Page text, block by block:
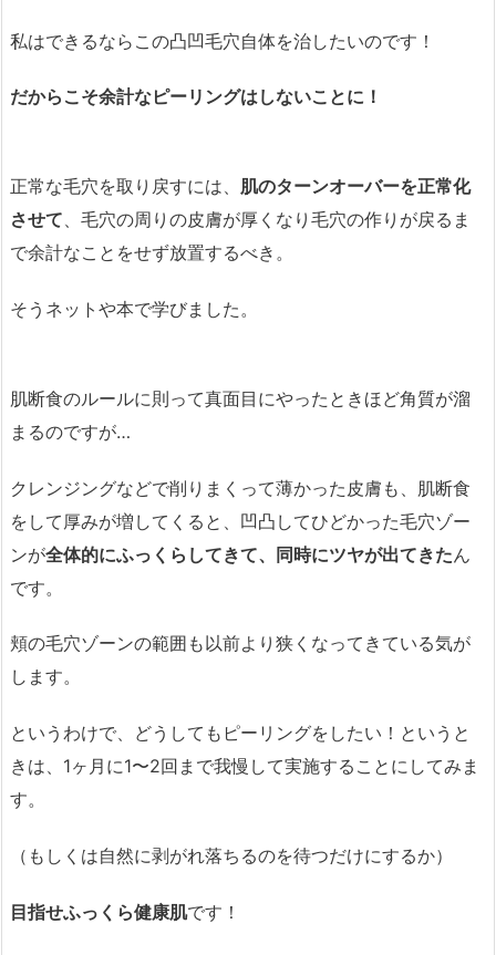
私はできるならこの凸凹毛穴自体を治したいのです！
だからこそ余計なピーリングはしないことに！
正常な毛穴を取り戻すには、 肌のターンオーバーを正常化
させて、毛穴の周りの皮膚が厚くなり毛穴の作りが戻るま
で余計なことをせず放置するべき。
そうネットや本で学びました。
肌断食のルールに則って真面目にやったときほど角質が溜
まるのですが…
クレンジングなどで削りまくって薄かった皮膚も、肌断食
をして厚みが増してくると、凹凸してひどかった毛穴ゾー
ンが全体的にふっくらしてきて、同時にツヤが出てきたん
です。
頬の毛穴ゾーンの範囲も以前より狭くなってきている気が
します。
というわけで、どうしてもピーリングをしたい！というと
きは、1ヶ月に1〜2回まで我慢して実施することにしてみま
す。
（もしくは自然に剥がれ落ちるのを待つだけにするか）
目指せふっくら健康肌です！